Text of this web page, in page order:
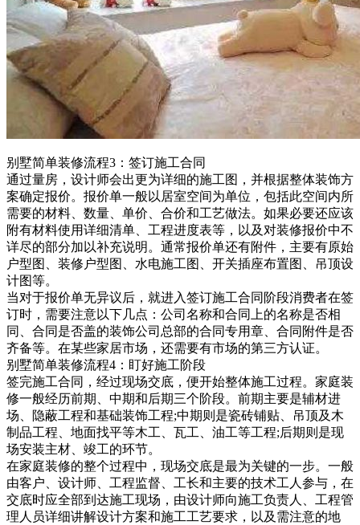
别墅简单装修流程3：签订施工合同
通过量房，设计师会出更为详细的施工图，并根据整体装饰方
案确定报价。报价单一般以居室空间为单位，包括此空间内所
需要的材料、数量、单价、合价和工艺做法。如果必要还应该
附有材料使用详细清单、工程进度表等，以及对装修报价中不
详尽的部分加以补充说明。通常报价单还有附件，主要有原始
户型图、装修户型图、水电施工图、开关插座布置图、吊顶设
计图等。
当对于报价单无异议后，就进入签订施工合同阶段消费者在签
订时，需要注意以下几点：公司名称和合同上的名称是否相
同、合同是否盖的装饰公司总部的合同专用章、合同附件是否
齐备等。在某些家居市场，还需要有市场的第三方认证。
别墅简单装修流程4：盯好施工阶段
签完施工合同，经过现场交底，便开始整体施工过程。家庭装
修一般经历前期、中期和后期三个阶段。前期主要是辅材进
场、隐蔽工程和基础装饰工程;中期则是瓷砖铺贴、吊顶及木
制品工程、地面找平等木工、瓦工、油工等工程;后期则是现
场安装主材、竣工的环节。
在家庭装修的整个过程中，现场交底是最为关键的一步。一般
由客户、设计师、工程监督、工长和主要的技术工人参与，在
交底时应全部到达施工现场，由设计师向施工负责人、工程管
理人员详细讲解设计方案和施工工艺要求，以及需注意的地